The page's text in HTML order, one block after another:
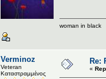
woman in black
Verminoz
Veteran
Καταστραμμένος
Re:
«